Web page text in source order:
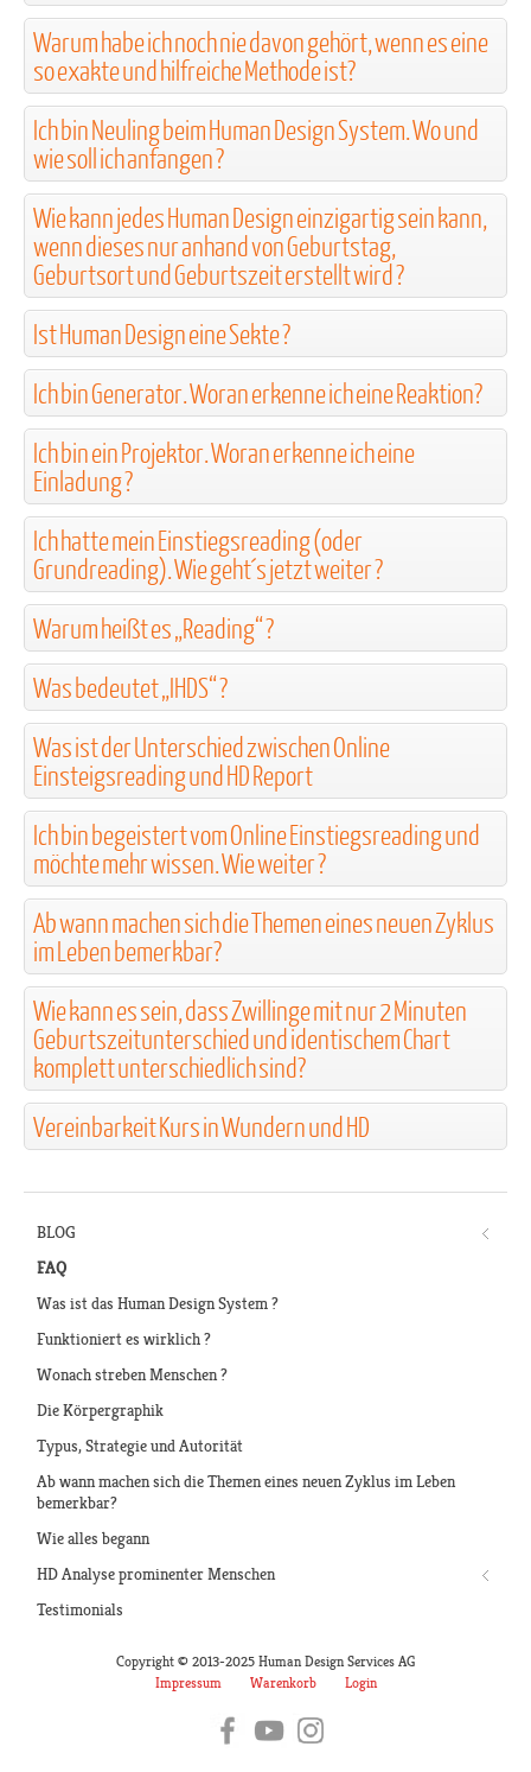
Warum habe ich noch nie davon gehört, wenn es eine
so exakte und hilfreiche Methode ist?
Ich bin Neuling beim Human Design System. Wo und
wie soll ich anfangen ?
Wie kann jedes Human Design einzigartig sein kann,
wenn dieses nur anhand von Geburtstag,
Geburtsort und Geburtszeit erstellt wird ?
Ist Human Design eine Sekte ?
Ich bin Generator. Woran erkenne ich eine Reaktion?
Ich bin ein Projektor. Woran erkenne ich eine
Einladung ?
Ich hatte mein Einstiegsreading (oder
Grundreading). Wie geht´s jetzt weiter ?
Warum heißt es „Reading“ ?
Was bedeutet „IHDS“ ?
Was ist der Unterschied zwischen Online
Einsteigsreading und HD Report
Ich bin begeistert vom Online Einstiegsreading und
möchte mehr wissen. Wie weiter ?
Ab wann machen sich die Themen eines neuen Zyklus
im Leben bemerkbar?
Wie kann es sein, dass Zwillinge mit nur 2 Minuten
Geburtszeitunterschied und identischem Chart
komplett unterschiedlich sind?
Vereinbarkeit Kurs in Wundern und HD
BLOG
FAQ
Was ist das Human Design System ?
Funktioniert es wirklich ?
Wonach streben Menschen ?
Die Körpergraphik
Typus, Strategie und Autorität
Ab wann machen sich die Themen eines neuen Zyklus im Leben
bemerkbar?
Wie alles begann
HD Analyse prominenter Menschen
Testimonials
Copyright © 2013-2025 Human Design Services AG
Impressum
Warenkorb Login